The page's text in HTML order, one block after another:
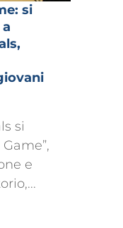
si
si
e